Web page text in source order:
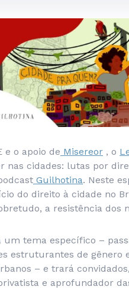
e o apoio de Misereor , o
nas cidades: lutas por
Guilhotina. Neste
do direito à cidade no
a resistência dos
um tema específico –
estruturantes de
– e trará
e aprofundador